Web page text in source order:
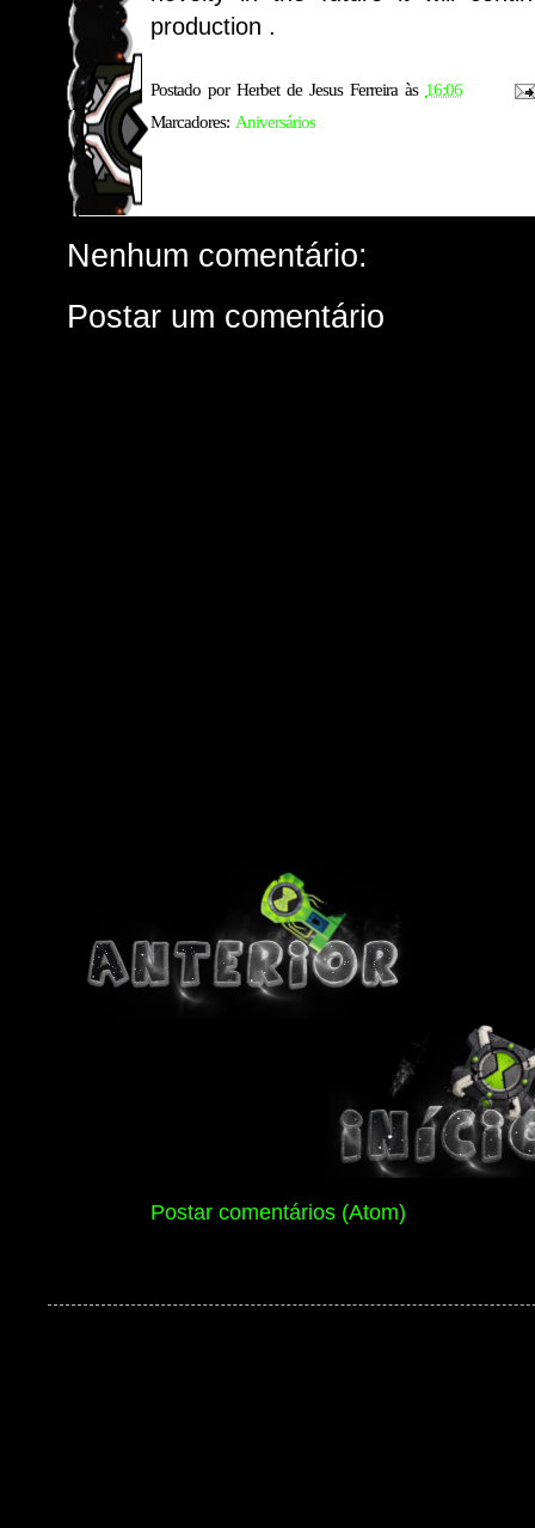
production .
Postado por Herbet de Jesus Ferreira às 16:06
Marcadores: Aniversários
Nenhum comentário:
Postar um comentário
Postar comentários (Atom)